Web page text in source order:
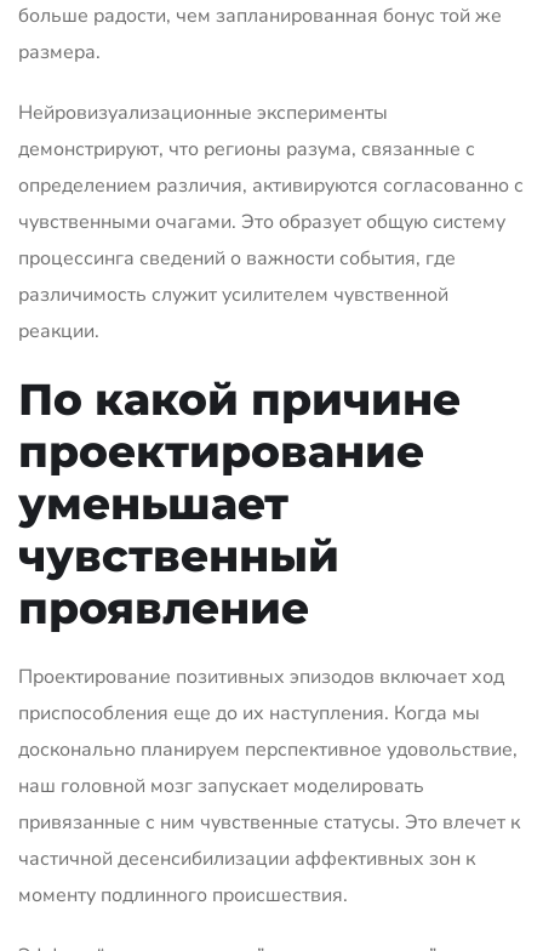
больше радости, чем запланированная бонус той же
размера.
Нейровизуализационные эксперименты
демонстрируют, что регионы разума, связанные с
определением различия, активируются согласованно с
чувственными очагами. Это образует общую систему
процессинга сведений о важности события, где
различимость служит усилителем чувственной
реакции.
По какой причине
проектирование
уменьшает
чувственный
проявление
Проектирование позитивных эпизодов включает ход
приспособления еще до их наступления. Когда мы
досконально планируем перспективное удовольствие,
наш головной мозг запускает моделировать
привязанные с ним чувственные статусы. Это влечет к
частичной десенсибилизации аффективных зон к
моменту подлинного происшествия.